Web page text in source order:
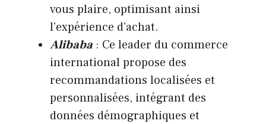
vous plaire, optimisant ainsi
l’expérience d’achat.
Alibaba : Ce leader du commerce
international propose des
recommandations localisées et
personnalisées, intégrant des
données démographiques et